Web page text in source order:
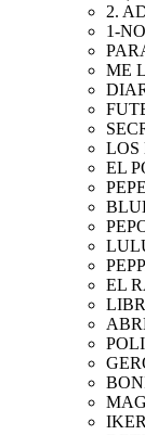
2.
1-
ME
LOS
EL
EL